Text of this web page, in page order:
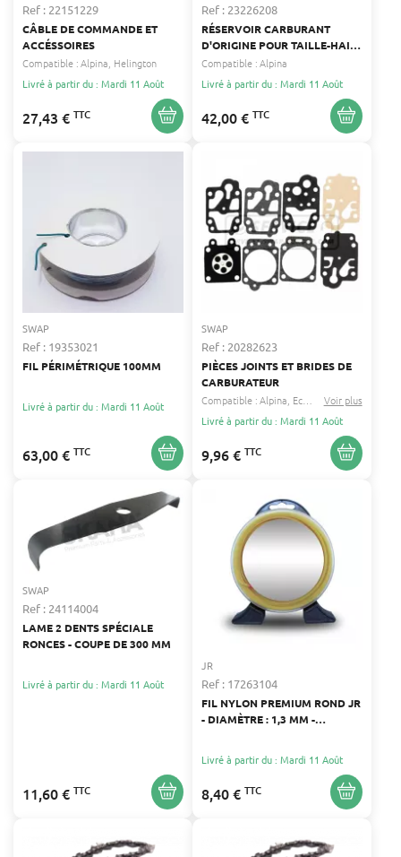
Ref : 22151229
CÂBLE DE COMMANDE ET
ACCÉSSOIRES
Compatible :Alpina Helington
Livré à partir du : Mardi 11 Août
27,43 € TTC
Ref : 23226208
RÉSERVOIR CARBURANT
D'ORIGINE POUR TAILLE-HAIE
ALPINA
Compatible :Alpina
Livré à partir du : Mardi 11 Août
42,00 € TTC
SWAP
Ref : 19353021
FIL PÉRIMÉTRIQUE 100MM
Livré à partir du : Mardi 11 Août
63,00 € TTC
SWAP
Ref : 20282623
PIÈCES JOINTS ET BRIDES DE
CARBURATEUR
Compatible :Alpina Echo
Voir plus
Livré à partir du : Mardi 11 Août
9,96 € TTC
SWAP
Ref : 24114004
LAME 2 DENTS SPÉCIALE
RONCES - COUPE DE 300 MM
Livré à partir du : Mardi 11 Août
11,60 € TTC
JR
Ref : 17263104
FIL NYLON PREMIUM ROND JR
- DIAMÈTRE : 1,3 MM -
Livré à partir du : Mardi 11 Août
8,40 € TTC